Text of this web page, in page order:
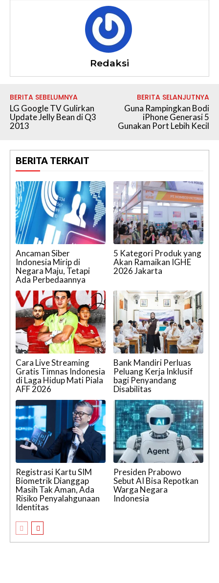
Redaksi
BERITA SEBELUMNYA
LG Google TV Gulirkan
Update Jelly Bean di Q3
2013
BERITA SELANJUTNYA
Guna Rampingkan Bodi
iPhone Generasi 5
Gunakan Port Lebih Kecil
BERITA TERKAIT
Ancaman Siber
Indonesia Mirip di
Negara Maju, Tetapi
Ada Perbedaannya
5 Kategori Produk yang
Akan Ramaikan IGHE
2026 Jakarta
Cara Live Streaming
Gratis Timnas Indonesia
di Laga Hidup Mati Piala
AFF 2026
Bank Mandiri Perluas
Peluang Kerja Inklusif
bagi Penyandang
Disabilitas
Registrasi Kartu SIM
Biometrik Dianggap
Masih Tak Aman, Ada
Risiko Penyalahgunaan
Identitas
Presiden Prabowo
Sebut AI Bisa Repotkan
Warga Negara
Indonesia